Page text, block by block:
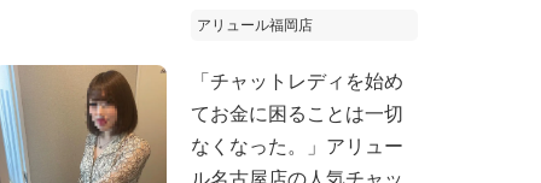
アリュール福岡店
「チャットレディを始め
てお金に困ることは一切
なくなった。」アリュー